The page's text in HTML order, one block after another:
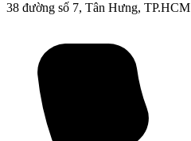
38 đường số 7, Tân Hưng, TP.HCM